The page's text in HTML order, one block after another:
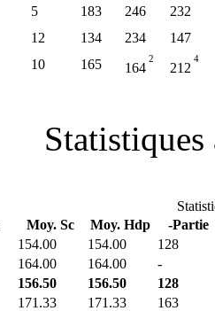
5 183 246 232
12 134 234 147
10 165 164
2
212
4
Moy. Sc Moy. Hdp
-Partie
154.00 154.00
128
164.00 164.00
-
156.50 156.50
128
171.33 171.33
163